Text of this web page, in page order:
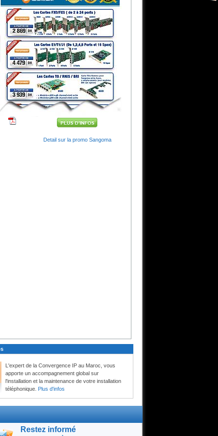
Sangoma Vega 50
Passerelle téléphonique
analogique 4 a 8 FXS + 2 FXO
ou BRI
Sangoma FreePBX
la nouvel Gamme FreePBX de la
marque Sangoma
Peplink En Stock
La gamme complete de Peplink
en stock a des prix imbattables
OpenVox A810E
Carte Analogique PCI-E 8 Port
FXO / FXS
Zycoo CooVox U80
Système de telephonies IP pour
l'entreprise 60 appel simultanée
Zycoo CooVox U100
BRI / FXO / FXS voix Hybride
avec option Anti-Echo
Passerelle GSM OpenVox
Passerelle GSM, Module de
Passerelle 4 GSM Channels
serveur Elastix by Sangoma
Detail sur la promo Sangoma
L'expert de la Convergence IP au Maroc, vous
apporte un accompagnement global sur
l'installation et la maintenance de votre installation
téléphonique. Plus d'infos
Restez informé